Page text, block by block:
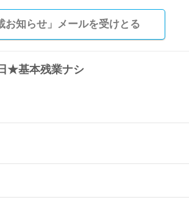
お知らせ」メールを受けとる
★基本残業ナシ